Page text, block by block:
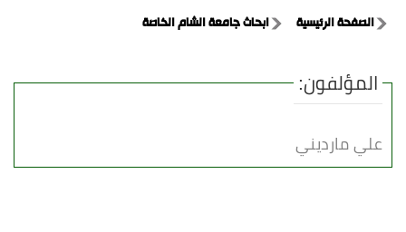
الصفحة الرئيسية ابحاث جامعة الشام الخاصة
المؤلفون:
علي مارديني